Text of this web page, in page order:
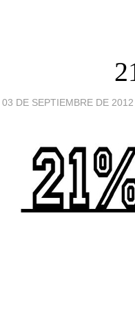
03 DE SEPTIEMBRE DE